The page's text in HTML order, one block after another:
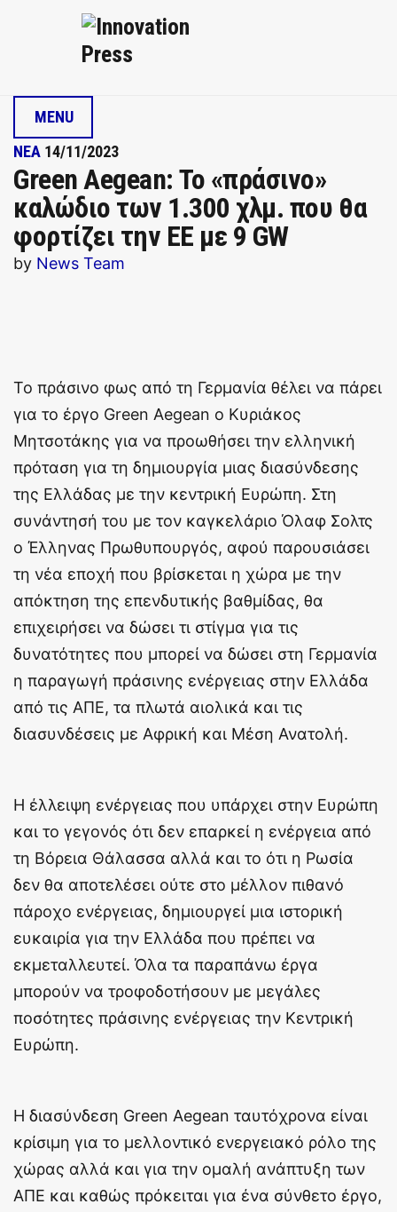
MENU
ΝΕΑ 14/11/2023
Green Aegean: Το «πράσινο»
καλώδιο των 1.300 χλμ. που θα
φορτίζει την ΕΕ με 9 GW
by News Team
Το πράσινο φως από τη Γερμανία θέλει να πάρει
για το έργο Green Aegean ο Κυριάκος
Μητσοτάκης για να προωθήσει την ελληνική
πρόταση για τη δημιουργία μιας διασύνδεσης
της Ελλάδας με την κεντρική Ευρώπη. Στη
συνάντησή του με τον καγκελάριο Όλαφ Σολτς
ο Έλληνας Πρωθυπουργός, αφού παρουσιάσει
τη νέα εποχή που βρίσκεται η χώρα με την
απόκτηση της επενδυτικής βαθμίδας, θα
επιχειρήσει να δώσει τι στίγμα για τις
δυνατότητες που μπορεί να δώσει στη Γερμανία
η παραγωγή πράσινης ενέργειας στην Ελλάδα
από τις ΑΠΕ, τα πλωτά αιολικά και τις
διασυνδέσεις με Αφρική και Μέση Ανατολή.
Η έλλειψη ενέργειας που υπάρχει στην Ευρώπη
και το γεγονός ότι δεν επαρκεί η ενέργεια από
τη Βόρεια Θάλασσα αλλά και το ότι η Ρωσία
δεν θα αποτελέσει ούτε στο μέλλον πιθανό
πάροχο ενέργειας, δημιουργεί μια ιστορική
ευκαιρία για την Ελλάδα που πρέπει να
εκμεταλλευτεί. Όλα τα παραπάνω έργα
μπορούν να τροφοδοτήσουν με μεγάλες
ποσότητες πράσινης ενέργειας την Κεντρική
Ευρώπη.
Η διασύνδεση Green Aegean ταυτόχρονα είναι
κρίσιμη για το μελλοντικό ενεργειακό ρόλο της
χώρας αλλά και για την ομαλή ανάπτυξη των
ΑΠΕ και καθώς πρόκειται για ένα σύνθετο έργο,